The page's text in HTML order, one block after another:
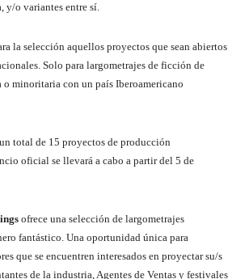
y/o variantes entre sí.
la selección aquellos proyectos que sean abiertos
Solo para largometrajes de ficción de
minoritaria con un país Iberoamericano
total de 15 proyectos de producción
oficial se llevará a cabo a partir del 5 de
ofrece una selección de largometrajes
fantástico. Una oportunidad única para
que se encuentren interesados en proyectar su/s
de la industria, Agentes de Ventas y festivales